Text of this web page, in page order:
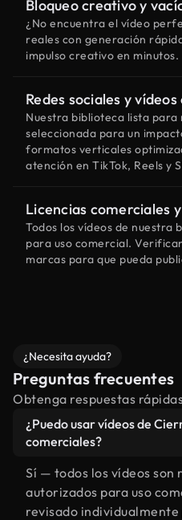
Bloqueo creativo y
¿No encuentra el vídeo
reales con generación
impulso creativo en minutos.
Redes sociales y
Nuestra biblioteca lista para
seleccionada para un
formatos verticales
atención en TikTok, Reels y
Licencias comerciales
Todos los vídeos de nuestra
para uso comercial.
marcas para que pueda
¿Necesita ayuda?
Preguntas frecuentes
Obtenga respuestas
¿Puedo usar vídeos de
comerciales?
Sí — todos los vídeos
autorizados para uso
revisado